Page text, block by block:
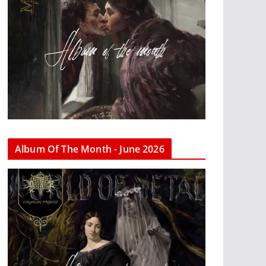
Album Of The Month - June 2026